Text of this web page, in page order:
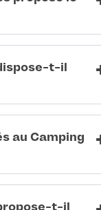
t-il
au Camping
t-il